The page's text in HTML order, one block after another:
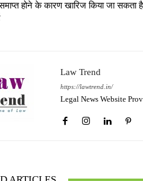
होने के कारण खारिज किया जा सकता
Law Trend
https://lawtrend.in/
Legal News Website